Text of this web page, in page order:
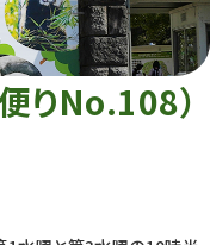
プラン
東山動植物園
への支援
教育
りNo.108）